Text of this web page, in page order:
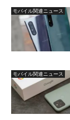
モバイル関連ニュース
モバイル関連ニュース